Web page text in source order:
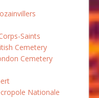
Saints
Cemetery
Cemetery
Nationale